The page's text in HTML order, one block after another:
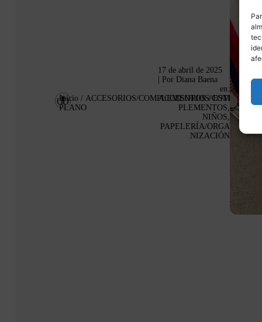
Inicio / ACCESORIOS/COMPLEMENTOS/ ESTUCHE
PLANO
17 de abril de 2025
| Por Diana Baena
en:
ACCESORIOS/COM
PLEMENTOS ,
NIÑOS
PAPELERÍA/ORGA
NIZACIÓN